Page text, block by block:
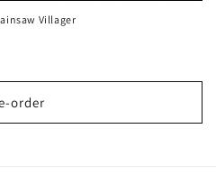
Villager
order